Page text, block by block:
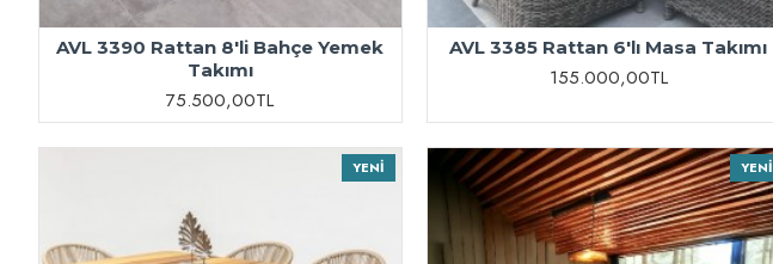
AVL 3390 Rattan 8'li Bahçe Yemek
Takımı
75.500,00TL
AVL 3385 Rattan 6'lı Masa Takımı
155.000,00TL
YENI YENI